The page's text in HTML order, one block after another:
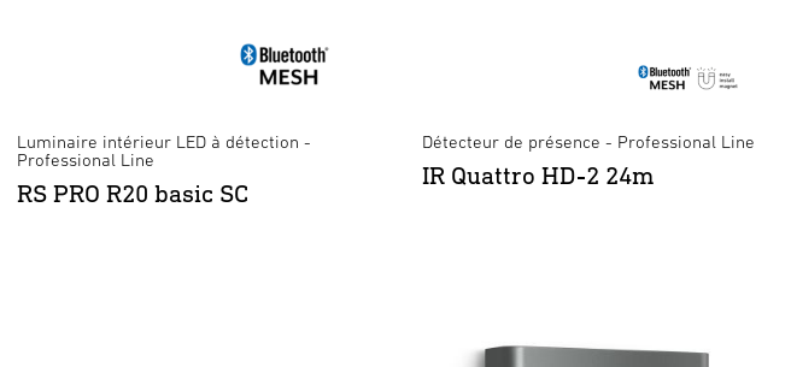
Luminaire intérieur LED à détection -
Professional Line
RS PRO R20 basic SC
Détecteur de présence - Professional Line
IR Quattro HD-2 24m